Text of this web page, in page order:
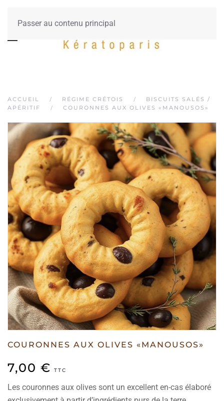
Passer au contenu principal
ACCUEIL RÉGIME CRÉTOIS
BISCUITS SALÉS /
APÉRITIF
COURONNES AUX OLIVES «MANOUSOS»
COURONNES AUX OLIVES «MANOUSOS»
7,00 € TTC
Les couronnes aux olives sont un excellent en-cas élaboré